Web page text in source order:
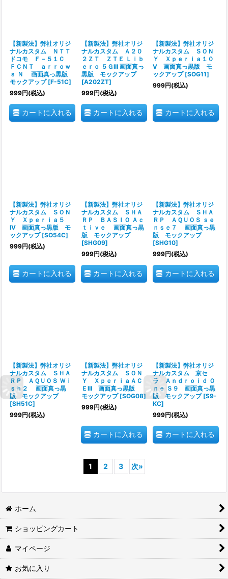
【新製法】弊社オリジ
ナルカスタム ＮＴＴ
ドコモ Ｆ－５１Ｃ
ＦＣＮＴ ａｒｒｏｗ
ｓ Ｎ 画面真っ黒版
モックアップ [F-51C]
999円(税込)
カートに入れる
【新製法】弊社オリジ
ナルカスタム Ａ２０
２ＺＴ ＺＴＥ Ｌｉｂ
ｅｒｏ ５ＧIII 画面真っ
黒版 モックアップ
[A202ZT]
999円(税込)
カートに入れる
【新製法】弊社オリジ
ナルカスタム ＳＯＮ
Ｙ Ｘｐｅｒｉａ１０
V 画面真っ黒版 モ
ックアップ [SOG11]
999円(税込)
カートに入れる
【新製法】弊社オリジ
ナルカスタム ＳＯＮ
Ｙ Ｘｐｅｒｉａ５
IV 画面真っ黒版 モ
ックアップ [SO54C]
999円(税込)
カートに入れる
【新製法】弊社オリジ
ナルカスタム ＳＨＡ
ＲＰ ＢＡＳＩＯ Ａｃ
ｔｉｖｅ 画面真っ黒
版 モックアップ
[SHG09]
999円(税込)
カートに入れる
【新製法】弊社オリジ
ナルカスタム ＳＨＡ
ＲＰ ＡＱＵＯＳ ｓｅ
ｎｓｅ７ 画面真っ黒
版 モックアップ
[SHG10]
999円(税込)
カートに入れる
【新製法】弊社オリジ
ナルカスタム ＳＨＡ
ＲＰ ＡＱＵＯＳ Ｗｉ
ｓｈ２ 画面真っ黒
版 モックアップ
[SH51C]
999円(税込)
【新製法】弊社オリジ
ナルカスタム ＳＯＮ
Ｙ ＸｐｅｒｉａＡＣ
ＥIII 画面真っ黒版
モックアップ [SOG08]
999円(税込)
カートに入れる
【新製法】弊社オリジ
ナルカスタム 京セ
ラ Ａｎｄｒｏｉｄ Ｏ
ｎｅ Ｓ９ 画面真っ黒
版 モックアップ [S9-
KC]
999円(税込)
カートに入れる
1 2 3 次»
ホーム
ショッピングカート
マイページ
お気に入り